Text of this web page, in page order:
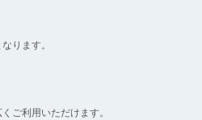
ります。
ご利用いただけます。